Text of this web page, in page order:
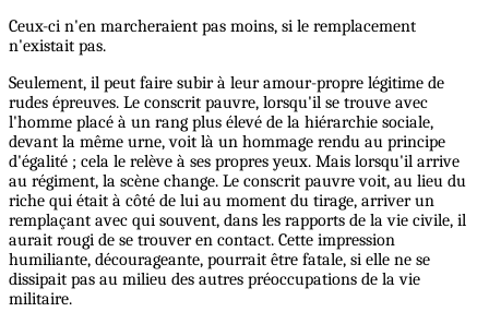
Ceux-ci n'en marcheraient pas moins, si le remplacement
n'existait pas.
Seulement, il peut faire subir à leur amour-propre légitime de
rudes épreuves. Le conscrit pauvre, lorsqu'il se trouve avec
l'homme placé à un rang plus élevé de la hiérarchie sociale,
devant la même urne, voit là un hommage rendu au principe
d'égalité ; cela le relève à ses propres yeux. Mais lorsqu'il arrive
au régiment, la scène change. Le conscrit pauvre voit, au lieu du
riche qui était à côté de lui au moment du tirage, arriver un
remplaçant avec qui souvent, dans les rapports de la vie civile, il
aurait rougi de se trouver en contact. Cette impression
humiliante, décourageante, pourrait être fatale, si elle ne se
dissipait pas au milieu des autres préoccupations de la vie
militaire.